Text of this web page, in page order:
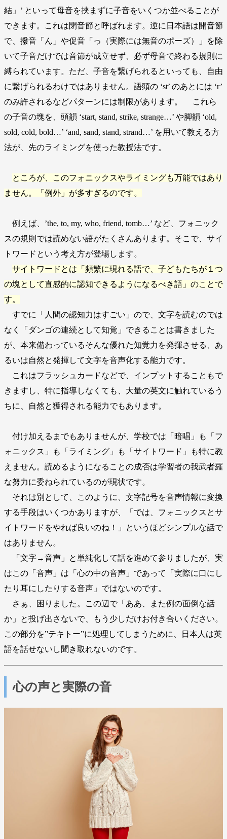
結」’ といって母音を挟まずに子音をいくつか並べることが
できます。これは閉音節と呼ばれます。逆に日本語は開音節
で、撥音「ん」や促音「っ（実際には無音のポーズ）」を除
いて子音だけでは音節が成立せず、必ず母音で終わる規則に
縛られています。ただ、子音を繋げられるといっても、自由
に繋げられるわけではありません。語頭の ‘st’ のあとには ‘r’
のみ許されるなどパターンには制限があります。 これら
の子音の塊を、頭韻 ‘start, stand, strike, strange…’ や脚韻 ‘old,
sold, cold, bold…’ ‘and, sand, stand, strand…’ を用いて教える方
法が、先のライミングを使った教授法です。
ところが、このフォニックスやライミングも万能ではあり
ません。「例外」が多すぎるのです。
例えば、’the, to, my, who, friend, tomb…’ など、フォニック
スの規則では読めない語がたくさんあります。そこで、サイ
トワードという考え方が登場します。
サイトワードとは「頻繁に現れる語で、子どもたちが１つ
の塊として直感的に認知できるようになるべき語」のことで
す。
すでに「人間の認知力はすごい」ので、文字を読むのでは
なく「ダンゴの連続として知覚」できることは書きました
が、本来備わっているそんな優れた知覚力を発揮させる、あ
るいは自然と発揮して文字を音声化する能力です。
これはフラッシュカードなどで、インプットすることもで
きますし、特に指導しなくても、大量の英文に触れているう
ちに、自然と獲得される能力でもあります。
付け加えるまでもありませんが、学校では「暗唱」も「フ
ォニックス」も「ライミング」も「サイトワード」も特に教
えません。読めるようになることの成否は学習者の我武者羅
な努力に委ねられているのが現状です。
それは別として、このように、文字記号を音声情報に変換
する手段はいくつかありますが、「では、フォニックスとサ
イトワードをやれば良いのね！」というほどシンプルな話で
はありません。
「文字→音声」と単純化して話を進めて参りましたが、実
はこの「音声」は「心の中の音声」であって「実際に口にし
たり耳にしたりする音声」ではないのです。
さぁ、困りました。この辺で「ああ、また例の面倒な話
か」と投げ出さないで、もう少しだけお付き合いください。
この部分を”テキトー”に処理してしまうために、日本人は英
語を話せないし聞き取れないのです。
心の声と実際の音